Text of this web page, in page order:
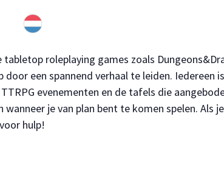
roleplaying games zoals
een spannend verhaal te leiden. Iedereen
evenementen en de tafels die
wanneer je van plan bent te komen spelen. Als
hulp!